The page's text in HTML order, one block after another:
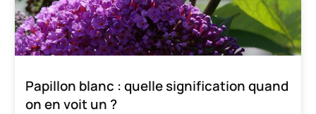
Papillon blanc : quelle signification quand
on en voit un ?